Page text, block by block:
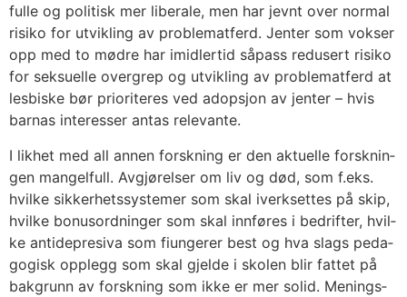
ful­le og poli­tisk mer libe­ra­le, men har jevnt over nor­mal
risi­ko for utvik­ling av pro­blem­at­ferd. Jen­ter som vokser
opp med to mød­re har imid­ler­tid såpass redu­sert risi­ko
for sek­su­el­le over­grep og utvik­ling av pro­blem­at­ferd at
les­bis­ke bør prio­ri­te­res ved adop­sjon av jen­ter – hvis
bar­nas inter­es­ser antas rele­van­te.
I lik­het med all annen forsk­ning er den aktu­el­le forsk­nin­
gen man­gel­full. Avgjø­rel­ser om liv og død, som f.eks.
hvil­ke sik­ker­hets­sys­te­mer som skal iverk­set­tes på skip,
hvil­ke bonus­ord­nin­ger som skal inn­fø­res i bedrif­ter, hvil­
ke anti­de­pre­siva som fiun­ge­rer best og hva slags peda­
go­gisk opp­legg som skal gjel­de i sko­len blir fat­tet på
bak­grunn av forsk­ning som ikke er mer solid. Menings­